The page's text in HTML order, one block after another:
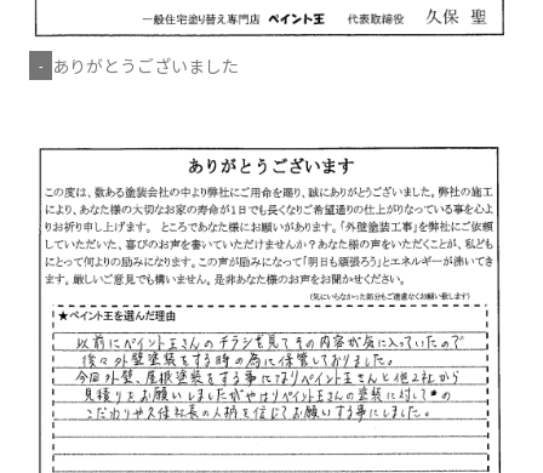
- ありがとうございました